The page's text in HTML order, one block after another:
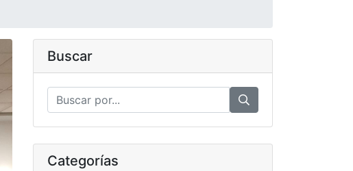
Buscar
Categorías